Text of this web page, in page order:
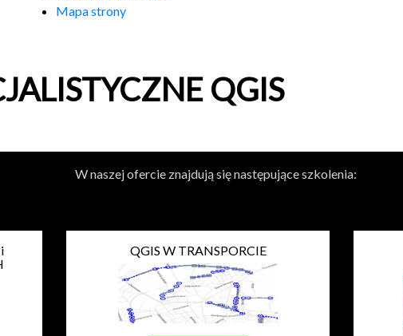
Mapa strony
QGIS
W naszej ofercie znajdują się następujące szkolenia:
QGIS W TRANSPORCIE